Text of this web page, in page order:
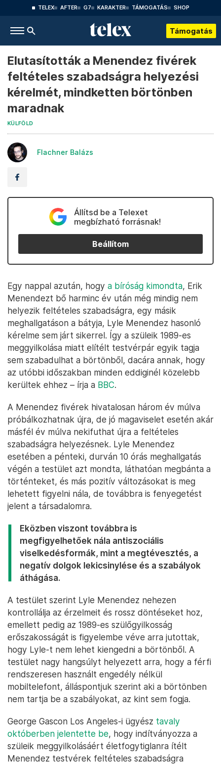
TELEX AFTER G7 KARAKTER TÁMOGATÁS SHOP
Támogatás
Elutasították a Menendez fivérek
feltételes szabadságra helyezési
kérelmét, mindketten börtönben
maradnak
KÜLFÖLD
Flachner Balázs
Állítsd be a Telexet
megbízható forrásnak!
Beállítom
Egy nappal azután, hogy a bíróság kimondta, Erik
Menendezt bő harminc év után még mindig nem
helyezik feltételes szabadságra, egy másik
meghallgatáson a bátyja, Lyle Menendez hasonló
kérelme sem járt sikerrel. Így a szüleik 1989-es
meggyilkolása miatt elítélt testvérpár egyik tagja
sem szabadulhat a börtönből, dacára annak, hogy
az utóbbi időszakban minden eddiginél közelebb
kerültek ehhez – írja a BBC.
A Menendez fivérek hivatalosan három év múlva
próbálkozhatnak újra, de jó magaviselet esetén akár
másfél év múlva nekifuthat újra a feltételes
szabadságra helyezésnek. Lyle Menendez
esetében a pénteki, durván 10 órás meghallgatás
végén a testület azt mondta, láthatóan megbánta a
történteket, és más pozitív változásokat is meg
lehetett figyelni nála, de továbbra is fenyegetést
jelent a társadalomra.
Eközben viszont továbbra is
megfigyelhetőek nála antiszociális
viselkedésformák, mint a megtévesztés, a
negatív dolgok lekicsinylése és a szabályok
áthágása.
A testület szerint Lyle Menendez nehezen
kontrollálja az érzelmeit és rossz döntéseket hoz,
emellett pedig az 1989-es szülőgyilkosság
erőszakosságát is figyelembe véve arra jutottak,
hogy Lyle-t nem lehet kiengedni a börtönből. A
testület nagy hangsúlyt helyezett arra, hogy a férfi
rendszeresen használt engedély nélkül
mobiltelefont, álláspontjuk szerint aki a börtönben
nem tartja be a szabályokat, az kint sem fogja.
George Gascon Los Angeles-i ügyész tavaly
októberben jelentette be, hogy indítványozza a
szüleik meggyilkolásáért életfogytiglanra ítélt
Menendez testvérek feltételes szabadságra